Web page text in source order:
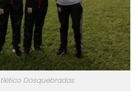
Dosquebradas